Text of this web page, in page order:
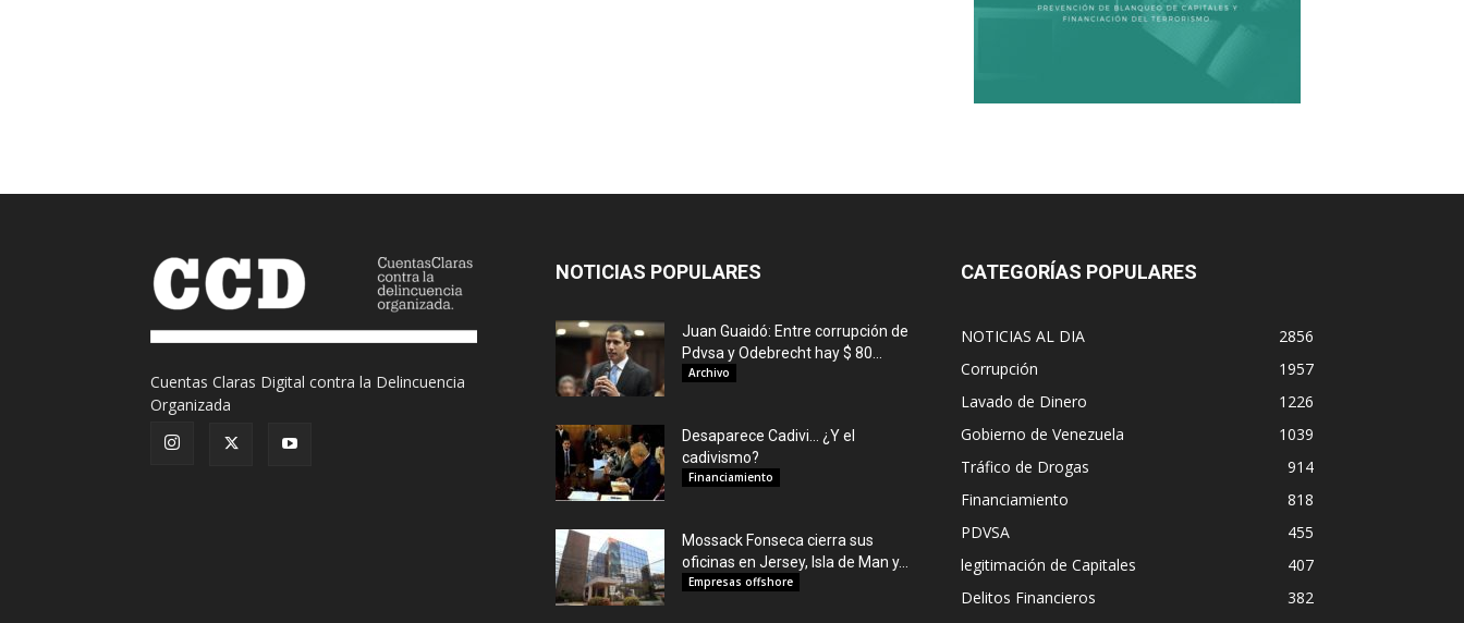
Cuentas Claras Digital contra la Delincuencia
Organizada
NOTICIAS POPULARES
Juan Guaidó: Entre corrupción de
Pdvsa y Odebrecht hay $ 80...
Archivo
Desaparece Cadivi… ¿Y el
cadivismo?
Financiamiento
Mossack Fonseca cierra sus
oficinas en Jersey, Isla de Man y...
Empresas offshore
CATEGORÍAS POPULARES
NOTICIAS AL DIA
2856
Corrupción
1957
Lavado de Dinero
1226
Gobierno de Venezuela
1039
Tráfico de Drogas
914
Financiamiento
818
PDVSA
455
legitimación de Capitales
407
Delitos Financieros
382